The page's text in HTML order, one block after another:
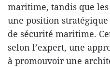
maritime, tandis que
une position
de sécurité maritime.
selon l’expert, une
à promouvoir une